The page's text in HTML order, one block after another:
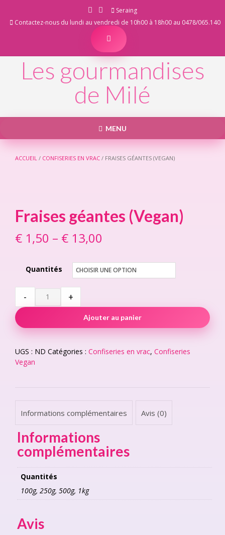
content
Seraing
Contactez-nous du lundi au vendredi de 10h00 à 18h00 au 0478/065.140
Les gourmandises
de Milé
MENU
ACCUEIL / CONFISERIES EN VRAC / FRAISES GÉANTES (VEGAN)
Fraises géantes (Vegan)
€ 1,50 – € 13,00
€ 1,50
€ 13,00
Quantités
géantes
(Vegan)
quantity
- +
Ajouter au panier
UGS : ND Catégories : Confiseries en vrac, Confiseries
Vegan
Informations complémentaires Avis (0)
Informations
complémentaires
Quantités
100g, 250g, 500g, 1kg
Avis